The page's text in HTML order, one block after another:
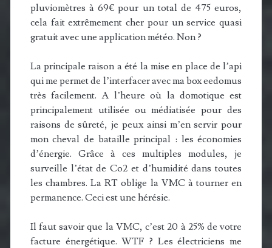
pluviomètres à 69€ pour un total de 475 euros,
cela fait extrêmement cher pour un service quasi
gratuit avec une application météo. Non ?
La principale raison a été la mise en place de l’api
qui me permet de l’interfacer avec ma box eedomus
très facilement. A l’heure où la domotique est
principalement utilisée ou médiatisée pour des
raisons de sûreté, je peux ainsi m’en servir pour
mon cheval de bataille principal : les économies
d’énergie. Grâce à ces multiples modules, je
surveille l’état de Co2 et d’humidité dans toutes
les chambres. La RT oblige la VMC à tourner en
permanence. Ceci est une hérésie.
Il faut savoir que la VMC, c’est 20 à 25% de votre
facture énergétique. WTF ? Les électriciens me